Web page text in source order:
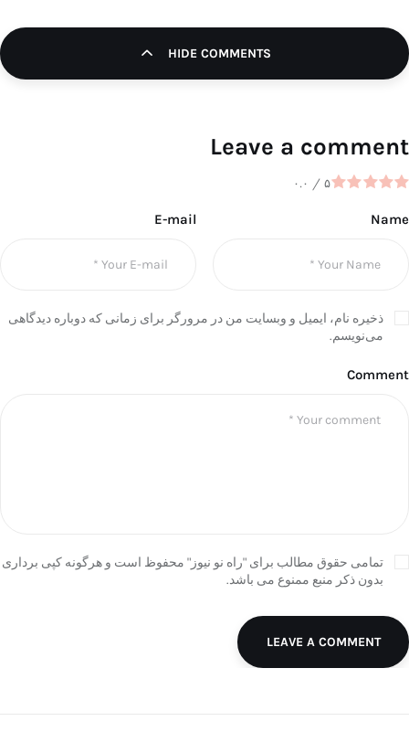
HIDE COMMENTS
Leave a comment
۰.۰ / ۵
Name
E-mail
ذخیره نام، ایمیل و وبسایت من در مرورگر برای زمانی که دوباره دیدگاهی
می‌نویسم.
Comment
تمامی حقوق مطالب برای "راه نو نیوز" محفوظ است و هرگونه کپی برداری
بدون ذکر منبع ممنوع می باشد.
LEAVE A COMMENT